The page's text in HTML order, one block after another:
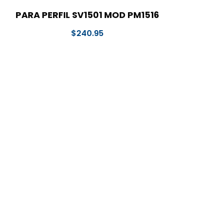
PARA PERFIL SV1501 MOD PM1516
$240.95